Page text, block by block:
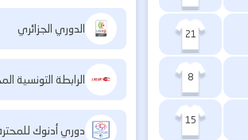
21
8
15
الدوري الجزائري
الرابطة التونسية
دوري أدنوك